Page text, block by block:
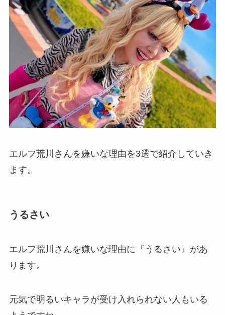
エルフ荒川さんを嫌いな理由を3選で紹介していき
ます。
うるさい
エルフ荒川さんを嫌いな理由に『うるさい』があ
ります。
元気で明るいキャラが受け入れられない人もいる